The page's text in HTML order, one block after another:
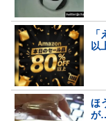
以
ほ
が